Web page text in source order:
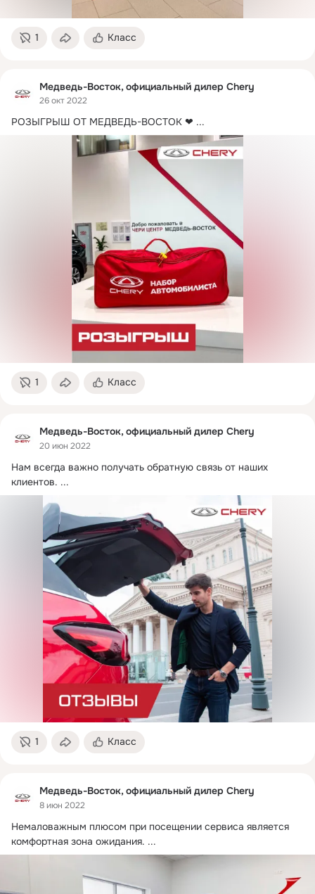
1 Класс
Медведь-Восток, официальный дилер Chery
26 окт 2022
РОЗЫГРЫШ ОТ МЕДВЕДЬ-ВОСТОК ❤ ...
1 Класс
Медведь-Восток, официальный дилер Chery
20 июн 2022
Нам всегда важно получать обратную связь от наших
клиентов. ...
1 Класс
Медведь-Восток, официальный дилер Chery
8 июн 2022
Немаловажным плюсом при посещении сервиса является
комфортная зона ожидания. ...